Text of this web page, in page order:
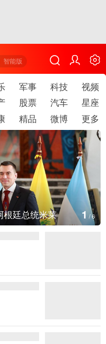
智能版
军事 科技
视频
股票 汽车
星座
精品 微博 更多
根廷总统米莱 1/6